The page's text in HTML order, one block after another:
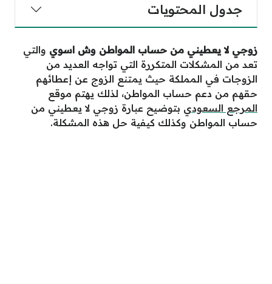
جدول المحتويات
زوجي لا يعطيني من حساب المواطن وش اسوي والتي
تعد من المشكلات المتكررة التي تواجه العديد من
الزوجات في المملكة حيث يمتنع الزوج عن إعطائهم
حقهم من دعم حساب المواطن، لذلك يهتم موقع
المرجع السعودي بتوضيح عبارة زوجي لا يعطيني من
حساب المواطن وكذلك كيفية حل هذه المشكلة.